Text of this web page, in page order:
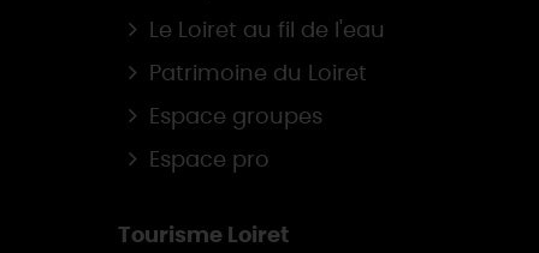
Le Loiret au fil de l'eau
Patrimoine du Loiret
Espace groupes
Espace pro
Tourisme Loiret